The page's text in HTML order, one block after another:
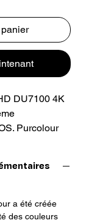
DU7100 4K
Purcolour
une vaste
des
optimisées et
a été créée
des couleurs